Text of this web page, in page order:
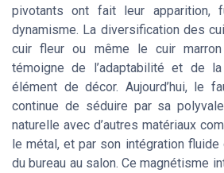
pivotants ont fait leur apparition,
dynamisme. La diversification des
cuir fleur ou même le cuir
témoigne de l’adaptabilité et de
élément de décor. Aujourd’hui, le
continue de séduire par sa
naturelle avec d’autres matériaux
le métal, et par son intégration
du bureau au salon. Ce magnétisme